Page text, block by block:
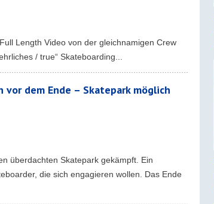
Length Video von der gleichnamigen Crew
/ true“ Skateboarding...
dem Ende – Skatepark möglich
überdachten Skatepark gekämpft. Ein
die sich engagieren wollen. Das Ende